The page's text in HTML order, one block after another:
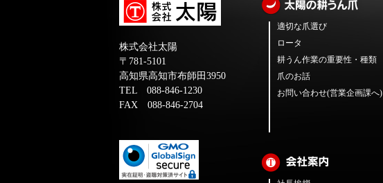
株式会社太陽
〒781-5101
高知県高知市布師田3950
TEL 088-846-1230
FAX 088-846-2704
適切な爪選び
ロータ
耕うん作業の重要性・種類
爪のお話
お問い合わせ(営業企画課へ)